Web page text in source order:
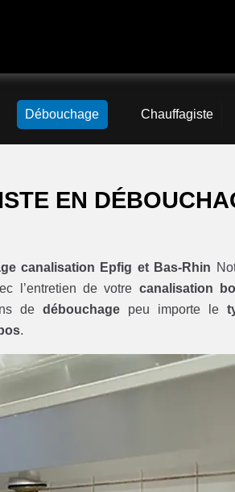
Débouchage Chauffagiste
EN
canalisation Epfig et Bas-Rhin
l’entretien de votre canalisation
de débouchagepeu importe le
.